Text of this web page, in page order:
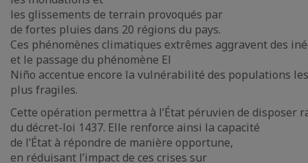
les glissements de terrain provoqués par
de fortes pluies dans 20 régions du pays.
Ces phénomènes climatiques extrêmes aggravent des
et le passage du phénomène El
Niño accentue encore la vulnérabilité des populations les
plus fragiles.
Cette opération permettra à l’État péruvien de
du décret-loi 1437. Elle renforce ainsi la capacité
de l’État à répondre de manière opportune,
en réduisant l’impact de ces crises sur